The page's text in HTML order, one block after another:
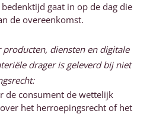
gaat in op de dag die
de overeenkomst.
diensten en digitale
drager is geleverd bij niet
de consument de wettelijk
het herroepingsrecht of het